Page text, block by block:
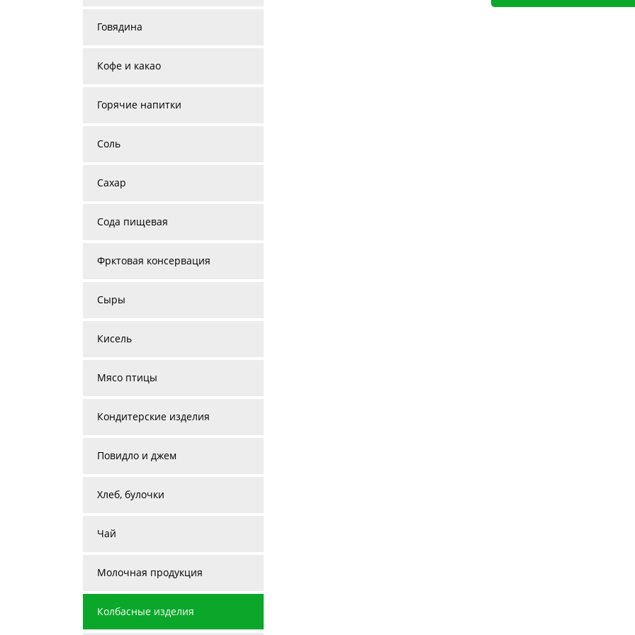
Говядина
Кофе и какао
Горячие напитки
Соль
Сахар
Сода пищевая
Фрктовая консервация
Сыры
Кисель
Мясо птицы
Кондитерские изделия
Повидло и джем
Хлеб, булочки
Чай
Молочная продукция
Колбасные изделия